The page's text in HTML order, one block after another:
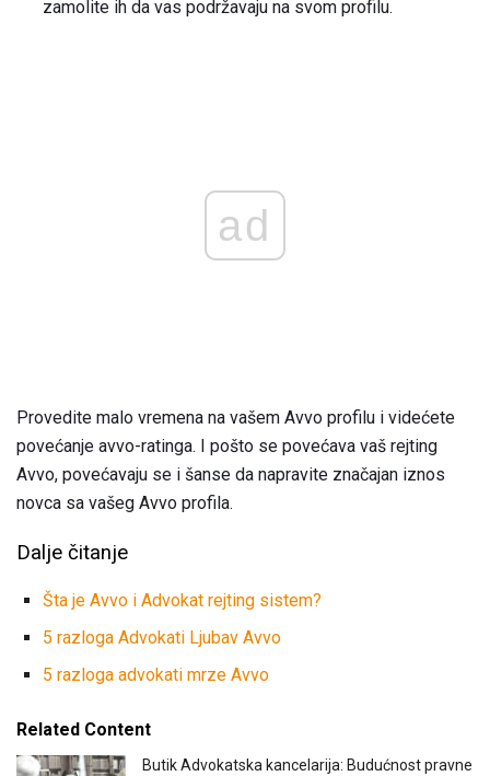
zamolite ih da vas podržavaju na svom profilu.
ad
Provedite malo vremena na vašem Avvo profilu i videćete
povećanje avvo-ratinga. I pošto se povećava vaš rejting
Avvo, povećavaju se i šanse da napravite značajan iznos
novca sa vašeg Avvo profila.
Dalje čitanje
Šta je Avvo i Advokat rejting sistem?
5 razloga Advokati Ljubav Avvo
5 razloga advokati mrze Avvo
Related Content
Butik Advokatska kancelarija: Budućnost pravne